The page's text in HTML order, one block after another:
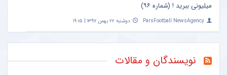
میلیونی ببرید ! (شماره ۹۶)
ParsFootball NewsAgency دوشنبه ۲۲ بهمن ۱۳۹۷ | ۱۹:۱۵
نویسندگان و مقالات